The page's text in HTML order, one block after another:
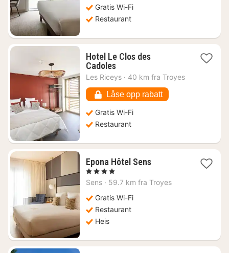
Gratis Wi-Fi
Restaurant
Hotel Le Clos des
Cadoles1
natt
fra
1141
kr.
Les Riceys · 40 km fra Troyes
Låse opp rabatt
Gratis Wi-Fi
Restaurant
Epona Hôtel Sens1
fra
1560
, 4 Stjerner
Sens · 59.7 km fra Troyes
Gratis Wi-Fi
Restaurant
Heis